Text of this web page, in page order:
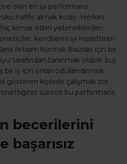
olan en iyi performans
hafife almak kolay. Herkes
kimse etkin yeteneklerden
kendilerini iyi hissettiren
iletişim kurmalı (bazıları için bir
tarafından tanınmak olabilir bu)
bir iş için onları ödüllendirmek
gösteren kişilerle çalışmak zor
sürece bu performans
becerilerini